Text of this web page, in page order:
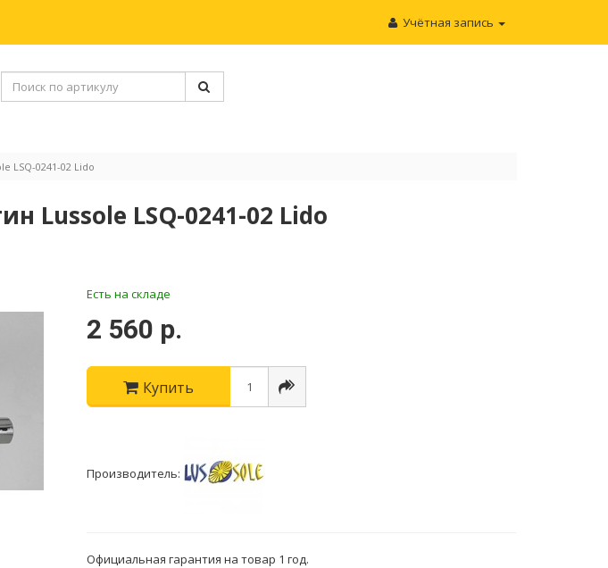
Учётная запись
LSQ-0241-02 Lido
Lussole LSQ-0241-02 Lido
Есть на складе
2 560 р.
Купить
Производитель:
Официальная гарантия на товар 1 год.